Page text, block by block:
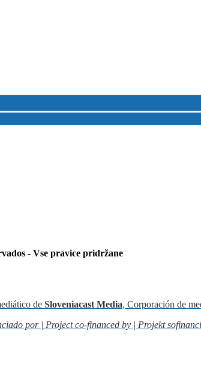
- Vse pravice pridržane
de Sloveniacast Media, Corporación de
por | Project co-financed by | Projekt